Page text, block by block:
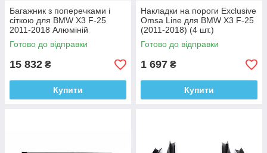
Багажник з поперечками і
сіткою для BMW X3 F-25
2011-2018 Алюміній
Готово до відправки
15 832 ₴
Купити
Накладки на пороги Exclusive
Omsa Line для BMW X3 F-25
(2011-2018) (4 шт.)
Готово до відправки
1 697 ₴
Купити